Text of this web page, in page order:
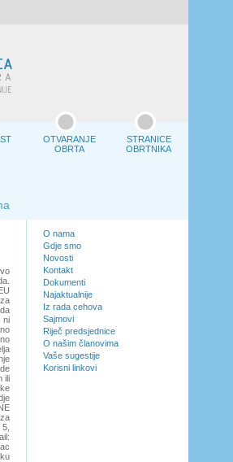
OTVARANJE
OBRTA
STRANICE
OBRTNIKA
ni
ili
O nama
Gdje smo
Novosti
Kontakt
Dokumenti
Najaktualnije
Iz rada cehova
Sajmovi
Riječ predsjednice
O našim članovima
Vaše sugestije
Korisni linkovi